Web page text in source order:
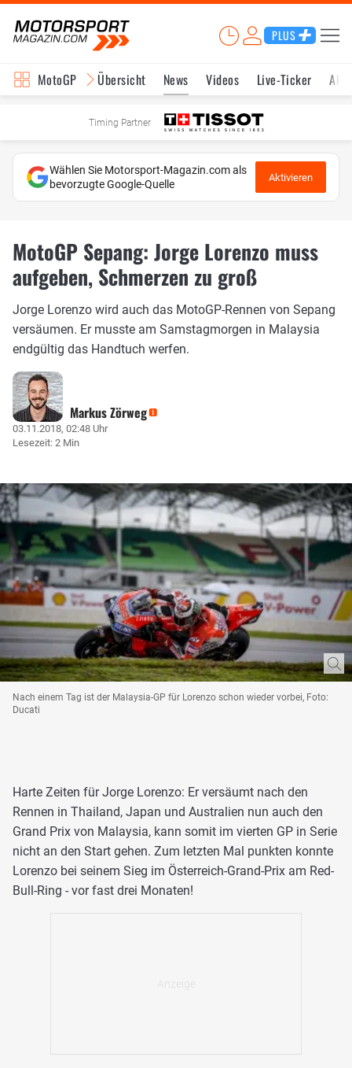
PLUS
MotoGP Übersicht News Videos Live-Ticker
Timing Partner
Wählen Sie Motorsport-Magazin.com als
bevorzugte Google-Quelle
Aktivieren
MotoGP Sepang: Jorge Lorenzo muss
aufgeben, Schmerzen zu groß
Jorge Lorenzo wird auch das MotoGP-Rennen von Sepang
versäumen. Er musste am Samstagmorgen in Malaysia
endgültig das Handtuch werfen.
Markus Zörweg
03.11.2018, 02:48 Uhr
Lesezeit: 2 Min
Nach einem Tag ist der Malaysia-GP für Lorenzo schon wieder vorbei, Foto:
Ducati
Harte Zeiten für Jorge Lorenzo: Er versäumt nach den
Rennen in Thailand, Japan und Australien nun auch den
Grand Prix von Malaysia, kann somit im vierten GP in Serie
nicht an den Start gehen. Zum letzten Mal punkten konnte
Lorenzo bei seinem Sieg im Österreich-Grand-Prix am Red-
Bull-Ring - vor fast drei Monaten!